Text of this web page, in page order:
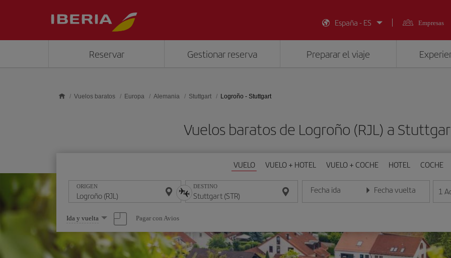
España - ES
Empresas
Reservar Gestionar reserva Preparar el viaje
Vuelos baratos Europa Alemania Stuttgart Logroño - Stuttgart
Vuelos baratos de Logroño (RJL) a
VUELO VUELO + HOTEL VUELO + COCHE HOTEL COCHE
ORIGEN DESTINO Fecha ida
Introduce la fecha en formato día/mes/año
Fecha vuelta
Introduce la fecha en 1
Seleccione
una
opción
Ida y vuelta Pagar con Avios